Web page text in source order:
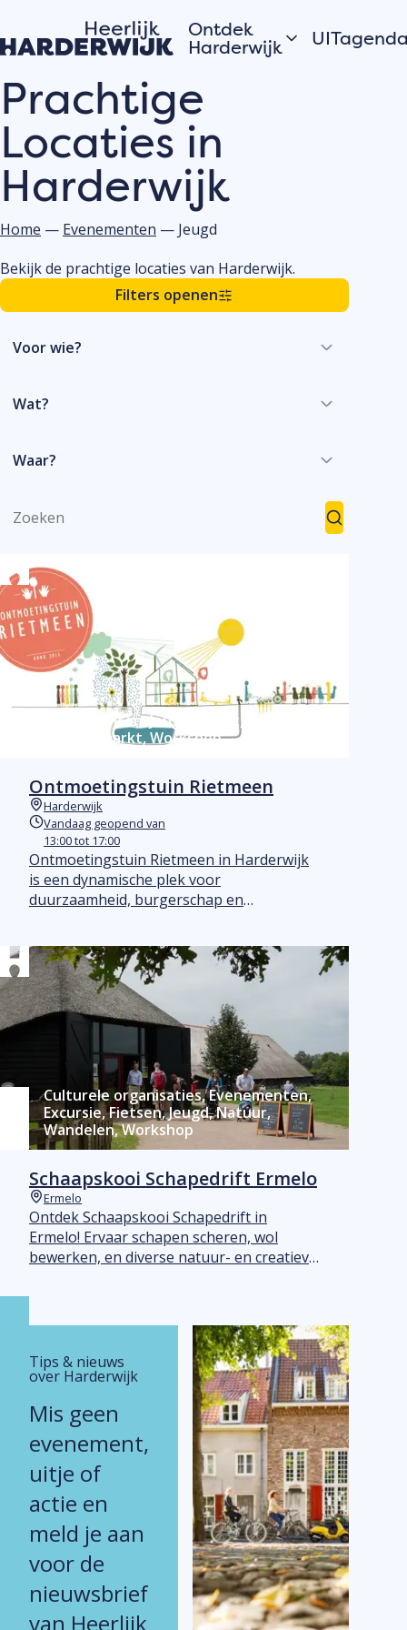
Ontdek
Harderwijk
Water
Veluwe
Dorpen
Verhalen van de
stad
de
Prachtige
Locaties in
Harderwijk
Home — Evenementen — Jeugd
Bekijk de prachtige locaties van Harderwijk.
Filters openen
Voor wie?
Wat?
Waar?
Zoeken
Evenementen, Jeugd, Markt, Park/Tuin,
Rommelmarkt, Workshop
Ontmoetingstuin Rietmeen
Plaats
Harderwijk
Vandaag geopend
Vandaag geopend van
13:00 tot 17:00
Ontmoetingstuin Rietmeen in Harderwijk
is een dynamische plek voor
duurzaamheid, burgerschap en
Culturele organisaties, Evenementen,
Excursie, Fietsen, Jeugd, Natuur,
Wandelen, Workshop
Schaapskooi Schapedrift Ermelo
Plaats
Ermelo
Ontdek Schaapskooi Schapedrift in
Ermelo! Ervaar schapen scheren, wol
bewerken, en diverse natuur- en creatieve
Tips & nieuws
over Harderwijk
Mis geen
evenement,
uitje of
actie en
meld je aan
voor de
nieuwsbrief
van Heerlijk